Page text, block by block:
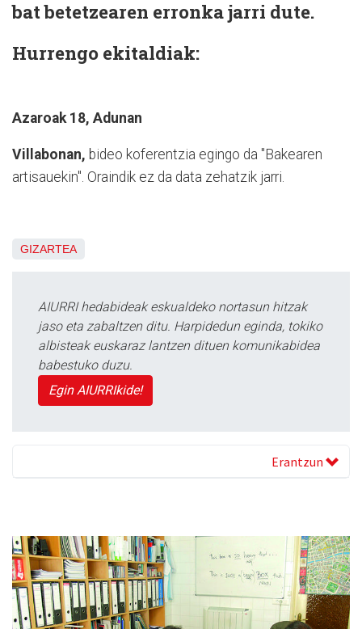
bat betetzearen erronka jarri dute.
Hurrengo ekitaldiak:
Azaroak 18, Adunan
Villabonan, bideo koferentzia egingo da "Bakearen
artisauekin". Oraindik ez da data zehatzik jarri.
GIZARTEA
AIURRI hedabideak eskualdeko nortasun hitzak
jaso eta zabaltzen ditu. Harpidedun eginda, tokiko
albisteak euskaraz lantzen dituen komunikabidea
babestuko duzu.
Egin AIURRIkide!
Erantzun